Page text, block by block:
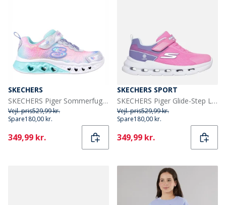
SKECHERS
SKECHERS Piger Sommerfugl Hjerte Lys Simply Love Sneakers Lilla
Vejl. pris529,99 kr.
Spare180,00 kr.
Current
349,99 kr.
SKECHERS SPORT
SKECHERS Piger Glide-Step Lys Sneakers Pink
Vejl. pris529,99 kr.
Spare180,00 kr.
Current
349,99 kr.